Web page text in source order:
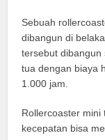
Sebuah
dibangun di
tersebut dibangun
tua dengan biaya
1.000 jam.
Rollercoaster
kecepatan bisa